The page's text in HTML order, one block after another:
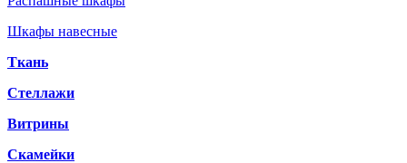
Шкафы навесные
Ткань
Стеллажи
Витрины
Скамейки